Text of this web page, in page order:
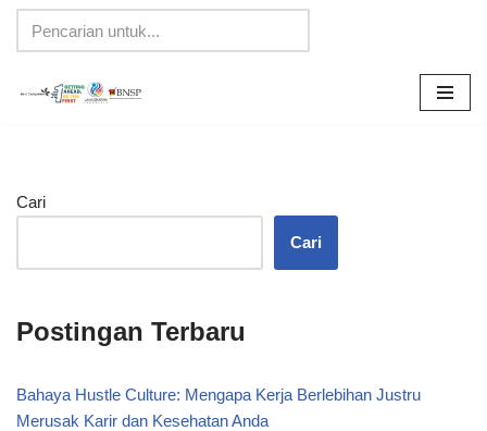
Lompat
Cari
Cari
Postingan Terbaru
Bahaya Hustle Culture: Mengapa Kerja Berlebihan Justru
Merusak Karir dan Kesehatan Anda